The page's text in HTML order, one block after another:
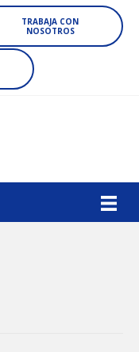
TRABAJA CON
NOSOTROS